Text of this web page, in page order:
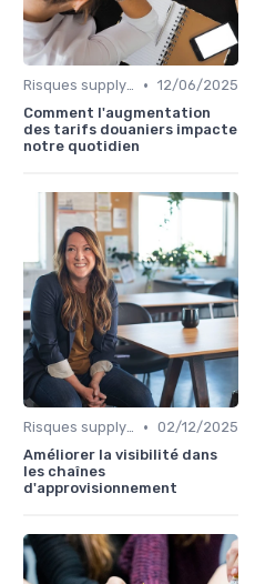
Risques supply-chain • 12/06/2025
Comment l'augmentation
des tarifs douaniers impacte
notre quotidien
Risques supply-chain • 02/12/2025
Améliorer la visibilité dans
les chaînes
d'approvisionnement